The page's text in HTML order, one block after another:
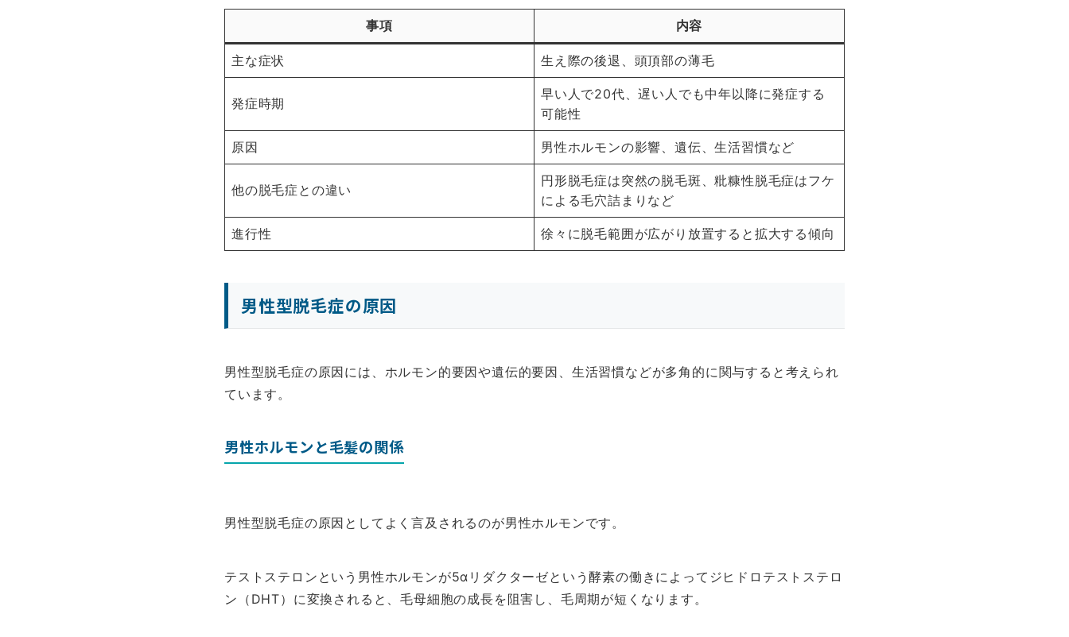
事項 内容
主な症状 生え際の後退、頭頂部の薄毛
発症時期
早い人で20代、遅い人でも中年以降に発症する
可能性
原因 男性ホルモンの影響、遺伝、生活習慣など
他の脱毛症との違い
円形脱毛症は突然の脱毛斑、粃糠性脱毛症はフケ
による毛穴詰まりなど
進行性 徐々に脱毛範囲が広がり放置すると拡大する傾向
男性型脱毛症の原因
男性型脱毛症の原因には、ホルモン的要因や遺伝的要因、生活習慣などが多角的に関与すると考えられ
ています。
男性ホルモンと毛髪の関係
男性型脱毛症の原因としてよく言及されるのが男性ホルモンです。
テストステロンという男性ホルモンが5αリダクターゼという酵素の働きによってジヒドロテストステロ
ン（DHT）に変換されると、毛母細胞の成長を阻害し、毛周期が短くなります。